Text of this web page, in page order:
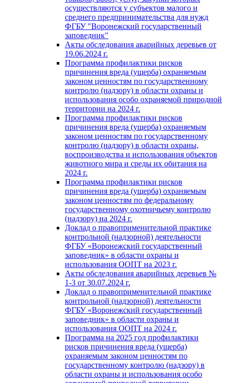
осуществляются у субъектов малого и
среднего предпринимательства для нужд
ФГБУ "Воронежский госуларственный
заповедник"
Акты обследования аварийных деревьев от
19.06.2024 г.
Программа профилактики рисков
причинения вреда (ущерба) охраняемым
законом ценностям по государственному
контролю (надзору) в области охраны и
использования особо охраняемой природной
территории на 2024 г.
Программа профилактики рисков
причинения вреда (ущерба) охраняемым
законом ценностям по государственному
контролю (надзору) в области охраны,
воспроизводства и использования объектов
животного мира и среды их обитания на
2024 г.
Программа профилактики рисков
причинения вреда (ущерба) охраняемым
законом ценностям по федеральному
государственному охотничьему контролю
(надзору) на 2024 г.
Доклад о правоприменительной практике
контрольной (надзорной) деятельности
ФГБУ «Воронежский государственный
заповедник» в области охраны и
использования ООПТ на 2023 г.
Акты обследования аварийных деревьев №
1-3 от 30.07.2024 г.
Доклад о правоприменительной практике
контрольной (надзорной) деятельности
ФГБУ «Воронежский государственный
заповедник» в области охраны и
использования ООПТ на 2024 г.
Программа на 2025 год профилактики
рисков причинения вреда (ущерба)
охраняемым законом ценностям по
государственному контролю (надзору) в
области охраны и использования особо